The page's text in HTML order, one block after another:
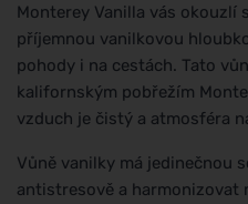
Monterey Vanilla vás okouzlí
příjemnou vanilkovou
pohody i na cestách. Tato
kalifornským pobřežím
vzduch je čistý a atmosféra
Vůně vanilky má jedinečnou
antistresově a harmonizovat